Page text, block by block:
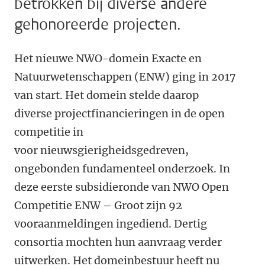
gehonoreerde projecten.
Het nieuwe NWO-domein Exacte en
Natuurwetenschappen (ENW) ging in 2017
van start. Het domein stelde daarop
diverse projectfinancieringen in de open
competitie in
voor nieuwsgierigheidsgedreven,
ongebonden fundamenteel onderzoek. In
deze eerste subsidieronde van NWO Open
Competitie ENW – Groot zijn 92
vooraanmeldingen ingediend. Dertig
consortia mochten hun aanvraag verder
uitwerken. Het domeinbestuur heeft nu